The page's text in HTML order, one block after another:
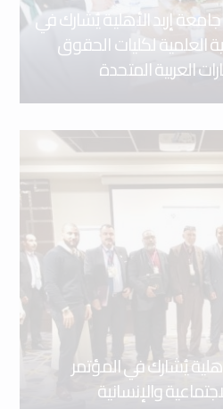
إربد الأهلية يُشارك في
العلمية لكليات الحقوق
العربية المتحدة
يُشارك في المؤتمر
والإنسانية